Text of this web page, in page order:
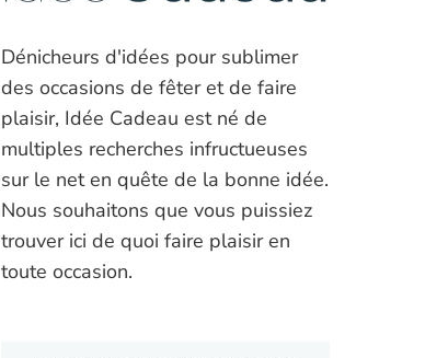
Dénicheurs d'idées pour sublimer
des occasions de fêter et de faire
plaisir, Idée Cadeau est né de
multiples recherches infructueuses
sur le net en quête de la bonne idée.
Nous souhaitons que vous puissiez
trouver ici de quoi faire plaisir en
toute occasion.